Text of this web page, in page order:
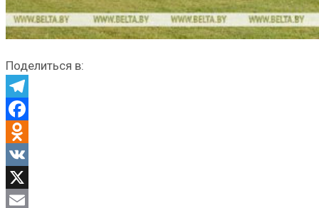
Поделиться в:
Telegram
Facebook
Odnoklassniki
VK
X